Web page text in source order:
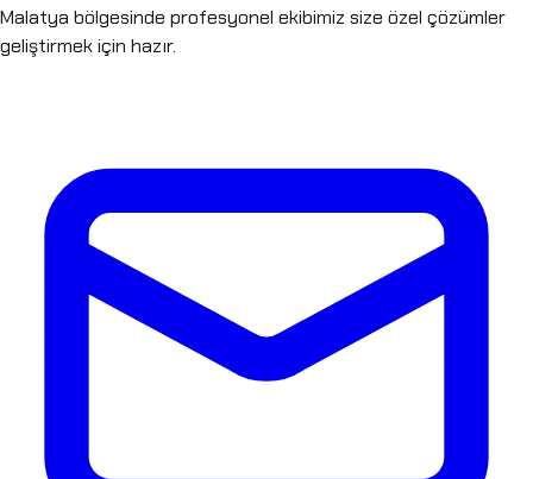
Malatya bölgesinde profesyonel ekibimiz size özel çözümler
geliştirmek için hazır.